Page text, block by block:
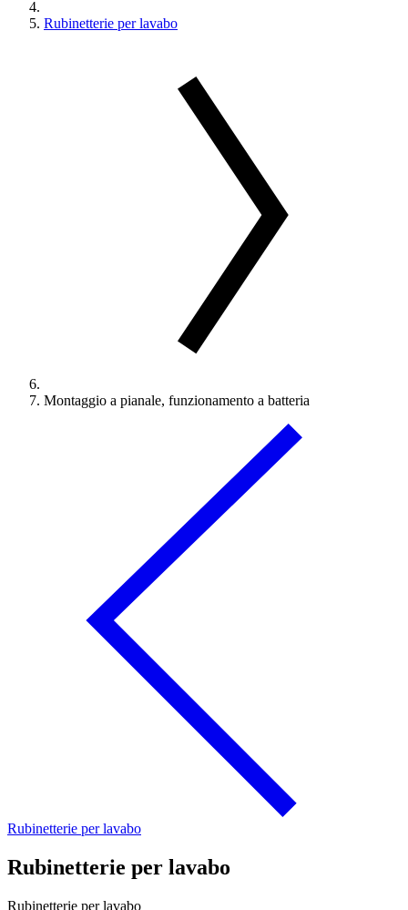
Rubinetterie per lavabo
Montaggio a pianale, funzionamento a batteria
Rubinetterie per lavabo
Rubinetterie per lavabo
Rubinetterie per lavabo